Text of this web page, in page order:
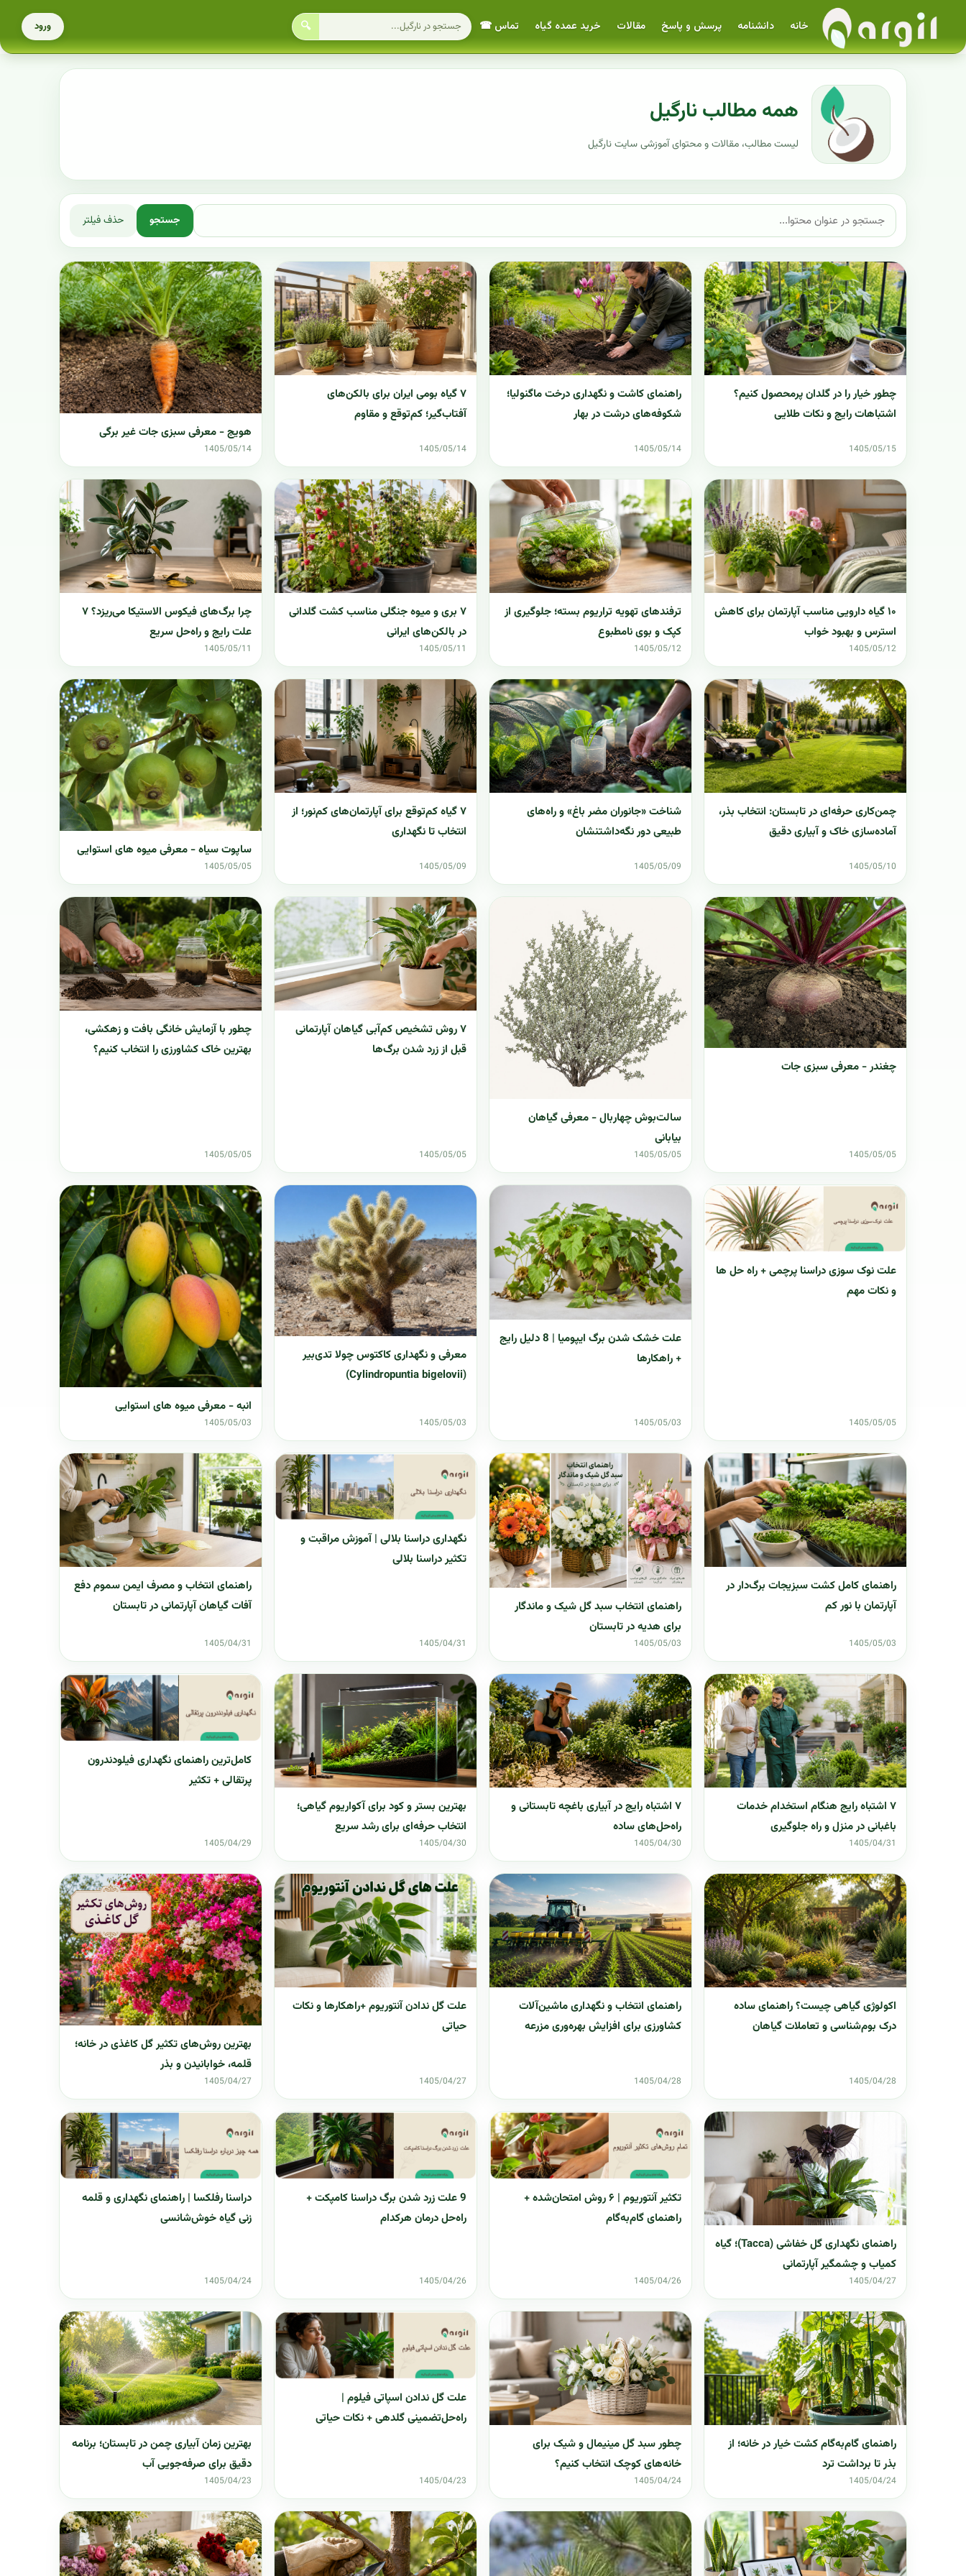
خانه دانشنامه پرسش و پاسخ مقالات خرید عمده گیاه تماس ☎ 🔍 ورود
همه مطالب نارگیل
لیست مطالب، مقالات و محتوای آموزشی سایت نارگیل
جستجو حذف فیلتر
چطور خیار را در گلدان پرمحصول کنیم؟
اشتباهات رایج و نکات طلایی
1405/05/15
راهنمای کاشت و نگهداری درخت ماگنولیا؛
شکوفه‌های درشت در بهار
1405/05/14
۷ گیاه بومی ایران برای بالکن‌های
آفتاب‌گیر؛ کم‌توقع و مقاوم
1405/05/14
هویج - معرفی سبزی جات غیر برگی
1405/05/14
۱۰ گیاه دارویی مناسب آپارتمان برای کاهش
استرس و بهبود خواب
1405/05/12
ترفندهای تهویه تراریوم بسته؛ جلوگیری از
کپک و بوی نامطبوع
1405/05/12
۷ بری و میوه جنگلی مناسب کشت گلدانی
در بالکن‌های ایرانی
1405/05/11
چرا برگ‌های فیکوس الاستیکا می‌ریزد؟ ۷
علت رایج و راه‌حل سریع
1405/05/11
چمن‌کاری حرفه‌ای در تابستان: انتخاب بذر،
آماده‌سازی خاک و آبیاری دقیق
1405/05/10
شناخت «جانوران مضر باغ» و راه‌های
طبیعی دور نگه‌داشتنشان
1405/05/09
۷ گیاه کم‌توقع برای آپارتمان‌های کم‌نور؛ از
انتخاب تا نگهداری
1405/05/09
ساپوت سیاه - معرفی میوه های استوایی
1405/05/05
چغندر - معرفی سبزی جات
1405/05/05
سالت‌بوش چهاربال - معرفی گیاهان
بیابانی
1405/05/05
۷ روش تشخیص کم‌آبی گیاهان آپارتمانی
قبل از زرد شدن برگ‌ها
1405/05/05
چطور با آزمایش خانگی بافت و زهکشی،
بهترین خاک کشاورزی را انتخاب کنیم؟
1405/05/05
علت نوک سوزی دراسنا پرچمی + راه حل ها
و نکات مهم
1405/05/05
علت خشک شدن برگ ایپومیا | 8 دلیل رایج
+ راهکارها
1405/05/03
معرفی و نگهداری کاکتوس چولا تدی‌بیر
(Cylindropuntia bigelovii)
1405/05/03
انبه - معرفی میوه های استوایی
1405/05/03
راهنمای کامل کشت سبزیجات برگ‌دار در
آپارتمان با نور کم
1405/05/03
راهنمای انتخاب سبد گل شیک و ماندگار
برای هدیه در تابستان
1405/05/03
نگهداری دراسنا بلالی | آموزش مراقبت و
تکثیر دراسنا بلالی
1405/04/31
راهنمای انتخاب و مصرف ایمن سموم دفع
آفات گیاهان آپارتمانی در تابستان
1405/04/31
۷ اشتباه رایج هنگام استخدام خدمات
باغبانی در منزل و راه جلوگیری
1405/04/31
۷ اشتباه رایج در آبیاری باغچه تابستانی و
راه‌حل‌های ساده
1405/04/30
بهترین بستر و کود برای آکواریوم گیاهی؛
انتخاب حرفه‌ای برای رشد سریع
1405/04/30
کامل‌ترین راهنمای نگهداری فیلودندرون
پرتقالی + تکثیر
1405/04/29
اکولوژی گیاهی چیست؟ راهنمای ساده
درک بوم‌شناسی و تعاملات گیاهان
1405/04/28
راهنمای انتخاب و نگهداری ماشین‌آلات
کشاورزی برای افزایش بهره‌وری مزرعه
1405/04/28
علت گل ندادن آنتوریوم +راهکارها و نکات
حیاتی
1405/04/27
بهترین روش‌های تکثیر گل کاغذی در خانه؛
قلمه، خوابانیدن و بذر
1405/04/27
راهنمای نگهداری گل خفاشی (Tacca)؛ گیاه
کمیاب و چشمگیر آپارتمانی
1405/04/27
تکثیر آنتوریوم | ۶ روش امتحان‌شده +
راهنمای گام‌به‌گام
1405/04/26
9 علت زرد شدن برگ دراسنا کامپکت +
راه‌حل درمان هرکدام
1405/04/26
دراسنا رفلکسا | راهنمای نگهداری و قلمه
زنی گیاه خوش‌شانسی
1405/04/24
راهنمای گام‌به‌گام کشت خیار در خانه؛ از
بذر تا برداشت ترد
1405/04/24
چطور سبد گل مینیمال و شیک برای
خانه‌های کوچک انتخاب کنیم؟
1405/04/24
علت گل ندادن اسپاتی فیلوم |
راه‌حل‌تضمینی گلدهی + نکات حیاتی
1405/04/23
بهترین زمان آبیاری چمن در تابستان؛ برنامه
دقیق برای صرفه‌جویی آب
1405/04/23